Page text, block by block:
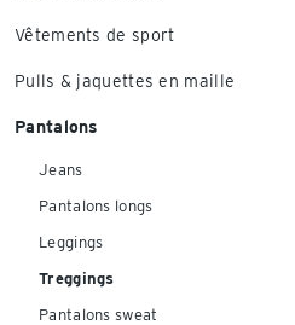
Vêtements de sport
Pulls & jaquettes en maille
Pantalons
Jeans
Pantalons longs
Leggings
Treggings
Pantalons sweat